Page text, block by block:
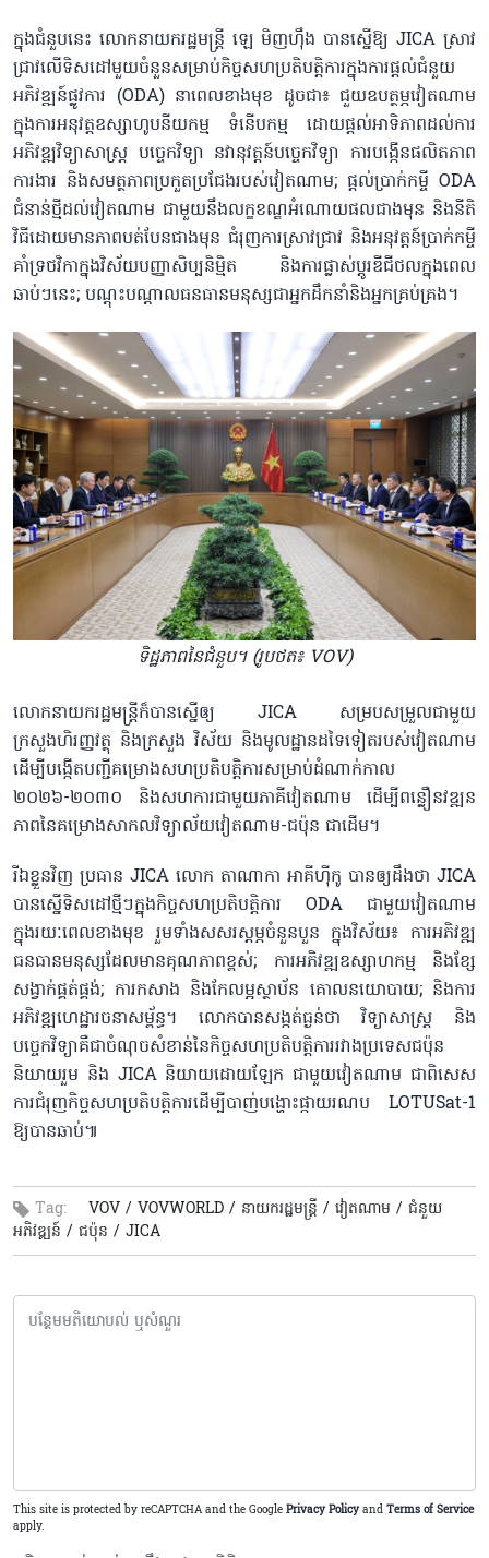
ក្នុងជំនួបនេះ លោកនាយករដ្ឋមន្ត្រី ឡេ មិញហ៊ឹង បានស្នើឱ្យ JICA ស្រាវ
ជ្រាវលើទិសដៅមួយចំនួនសម្រាប់កិច្ចសហប្រតិបត្តិការក្នុងការផ្ដល់ជំនួយ
អភិវឌ្ឍន៍ផ្លូវការ (ODA) នាពេលខាងមុខ ដូចជា៖ ជួយឧបត្ថម្ភវៀតណាម
ក្នុងការអនុវត្តឧស្សាហូបនីយកម្ម ទំនើបកម្ម ដោយផ្តល់អាទិភាពដល់ការ
អភិវឌ្ឍវិទ្យាសាស្ត្រ បច្ចេកវិទ្យា នវានុវត្តន៍បច្ចេកវិទ្យា ការបង្កើនផលិតភាព
ការងារ និងសមត្ថភាពប្រកួតប្រជែងរបស់វៀតណាម; ផ្តល់ប្រាក់កម្ចី ODA
ជំនាន់ថ្មីដល់វៀតណាម ជាមួយនឹងលក្ខខណ្ឌអំណោយផលជាងមុន និងនីតិ
វិធីដោយមានភាពបត់បែនជាងមុន ជំរុញការស្រាវជ្រាវ និងអនុវត្តន៍ប្រាក់កម្ចី
គាំទ្រថវិកាក្នុងវិស័យបញ្ញាសិប្បនិម្មិត និងការផ្លាស់ប្តូរឌីជីថលក្នុងពេល
ឆាប់ៗនេះ; បណ្តុះបណ្តាលធនធានមនុស្សជាអ្នកដឹកនាំនិងអ្នកគ្រប់គ្រង។
ទិដ្ឋភាពនៃជំនួប។ (រូបថត៖ VOV)
លោកនាយករដ្ឋមន្ត្រីក៏បានស្នើឲ្យ JICA សម្របសម្រួលជាមួយ
ក្រសួងហិរញ្ញវត្ថុ និងក្រសួង វិស័យ និងមូលដ្ឋានដទៃទៀតរបស់វៀតណាម
ដើម្បីបង្កើតបញ្ជីគម្រោងសហប្រតិបត្តិការសម្រាប់ដំណាក់កាល
២០២៦-២០៣០ និងសហការជាមួយភាគីវៀតណាម ដើម្បីពន្លឿនវឌ្ឍន
ភាពនៃគម្រោងសាកលវិទ្យាល័យវៀតណាម-ជប៉ុន ជាដើម។
រីឯខ្លួនវិញ ប្រធាន JICA លោក តាណាកា អាគីហ៊ីកូ បានឲ្យដឹងថា JICA
បានស្នើទិសដៅថ្មីៗក្នុងកិច្ចសហប្រតិបត្តិការ ODA ជាមួយវៀតណាម
ក្នុងរយៈពេលខាងមុខ រួមទាំងសសរស្តម្ភចំនួនបួន ក្នុងវិស័យ៖ ការអភិវឌ្ឍ
ធនធានមនុស្សដែលមានគុណភាពខ្ពស់; ការអភិវឌ្ឍឧស្សាហកម្ម និងខ្សែ
សង្វាក់ផ្គត់ផ្គង់; ការកសាង និងកែលម្អស្ថាប័ន គោលនយោបាយ; និងការ
អភិវឌ្ឍហេដ្ឋារចនាសម្ព័ន្ធ។ លោកបានសង្កត់ធ្ងន់ថា វិទ្យាសាស្ត្រ និង
បច្ចេកវិទ្យាគឺជាចំណុចសំខាន់នៃកិច្ចសហប្រតិបត្តិការរវាងប្រទេសជប៉ុន
និយាយរួម និង JICA និយាយដោយឡែក ជាមួយវៀតណាម ជាពិសេស
ការជំរុញកិច្ចសហប្រតិបត្តិការដើម្បីបាញ់បង្ហោះផ្កាយរណប LOTUSat-1
ឱ្យបានឆាប់៕
Tag: VOV / VOVWORLD / នាយករដ្ឋមន្រ្តី / វៀតណាម / ជំនួយ
អភិវឌ្ឍន៍ / ជប៉ុន / JICA
This site is protected by reCAPTCHA and the Google Privacy Policy and Terms of Service
apply.